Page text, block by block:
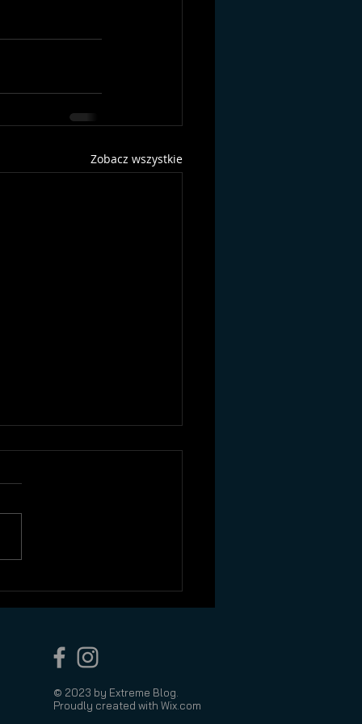
Zobacz wszystkie
© 2023 by Extreme Blog.
Proudly created with Wix.com